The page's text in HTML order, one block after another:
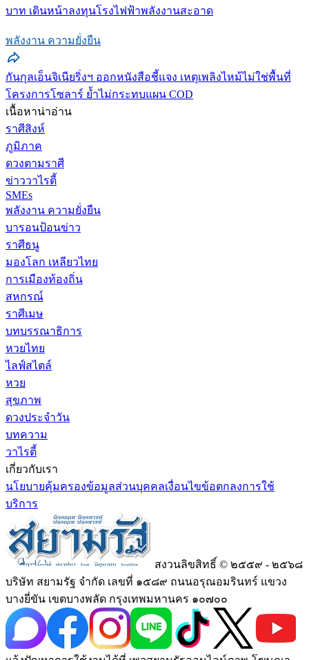
บาท เดินหน้าลงทุนโรงไฟฟ้าพลังงานสะอาด
พลังงาน ความยั่งยืน
กันกุลเอ็นจิเนียริ่งฯ ออกหนังสือชี้แจง เหตุเพลิงไหม้ไม่ใช่พื้นที่
โครงการโซลาร์ ย้ำไม่กระทบแผน COD
เนื้อหาน่าอ่าน
ราศีสิงห์
ภูมิภาค
ดวงตามราศี
ข่าววาไรตี้
SMEs
พลังงาน ความยั่งยืน
บารอนป้อนข่าว
ราศีธนู
มองโลก เหลียวไทย
การเมืองท้องถิ่น
สหกรณ์
ราศีเมษ
บทบรรณาธิการ
หวยไทย
ไลฟ์สไตล์
หวย
สุขภาพ
ดวงประจำวัน
บทความ
วาไรตี้
เกี่ยวกับเรา
นโยบายคุ้มครองข้อมูลส่วนบุคคลเงื่อนไขข้อตกลงการใช้
บริการ
สงวนลิขสิทธิ์ © ๒๕๕๙ - ๒๕๖๘
บริษัท สยามรัฐ จำกัด เลขที่ ๑๕๘๙ ถนนอรุณอมรินทร์ แขวง
บางยี่ขัน เขตบางพลัด กรุงเทพมหานคร ๑๐๗๐๐